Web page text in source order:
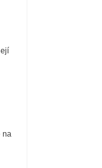
na